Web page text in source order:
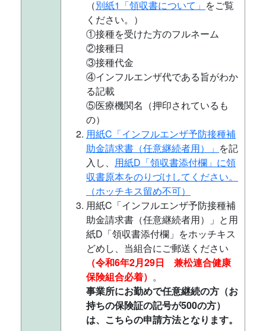
（別紙1「領収書について」 をご覧
ください。）
①接種を受けた方のフルネーム
②接種日
③接種代金
④インフルエンザ代である旨がわか
る記載
⑤医療機関名（押印されているも
の）
用紙C「インフルエンザ予防接種補
助金請求書（任意継続者用）」 を記
入し、 用紙D「領収書添付欄」に領
収書原本をのりづけしてください。
（ホッチキス留め不可）
用紙C「インフルエンザ予防接種補
助金請求書（任意継続者用）」と用
紙D「領収書添付欄」をホッチキス
どめし、当組合にご郵送ください
（令和6年2月29日 兼松連合健康
保険組合必着） 。
事業所にお勤めで任意継続の方（お
持ちの保険証の記号が500の方）
は、こちらの申請方法となります。